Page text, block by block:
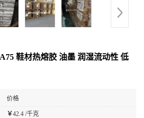
鞋材热熔胶 油墨 润湿流动性 低
价格
￥42.4 /千克